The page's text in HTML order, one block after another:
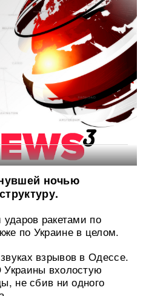
ночью
ракетами по
по Украине в целом.
взрывов в Одессе.
вхолостую
не сбив ни одного